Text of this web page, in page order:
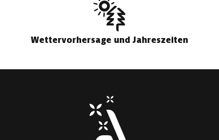
Wettervorhersage und Jahreszeiten